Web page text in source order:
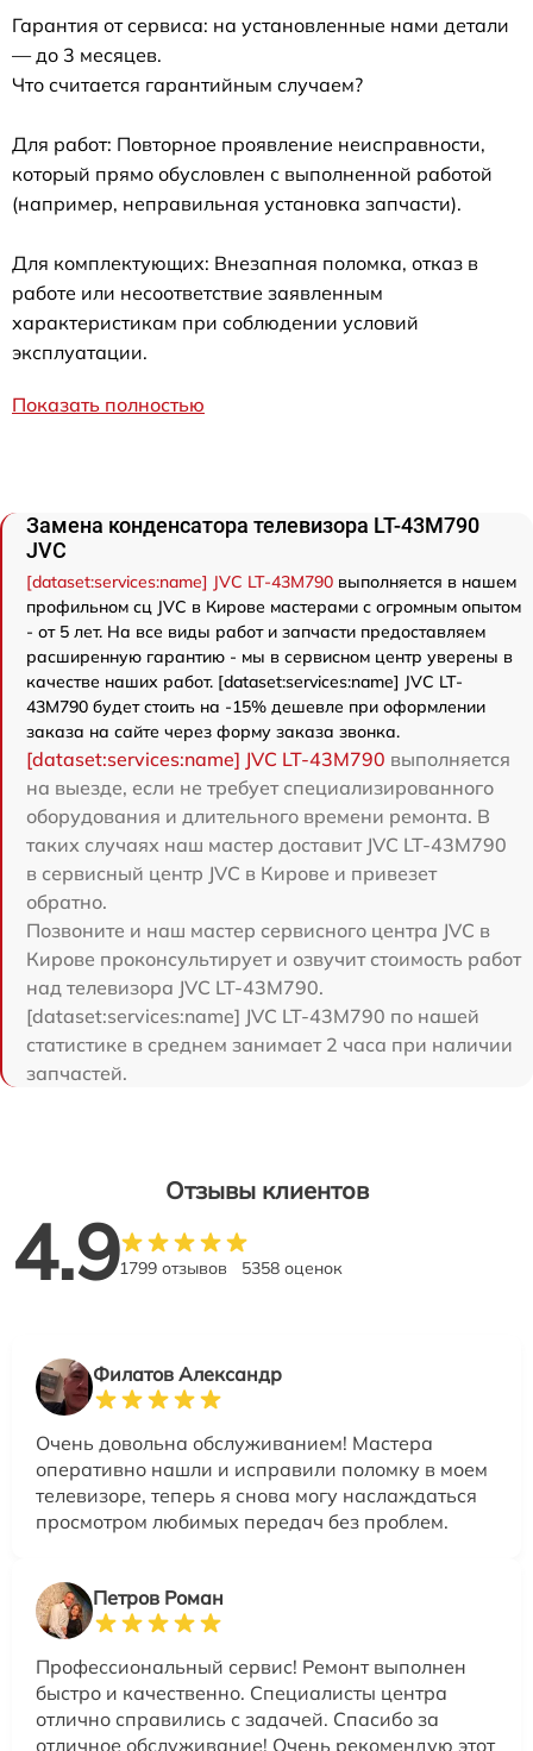
Гарантия от сервиса: на установленные нами детали
— до 3 месяцев.
Что считается гарантийным случаем?
Для работ: Повторное проявление неисправности,
который прямо обусловлен с выполненной работой
(например, неправильная установка запчасти).
Для комплектующих: Внезапная поломка, отказ в
работе или несоответствие заявленным
характеристикам при соблюдении условий
эксплуатации.
Показать полностью
Замена конденсатора телевизора LT-43M790
JVC
[dataset:services:name] JVC LT-43M790 выполняется в нашем
профильном сц JVC в Кирове мастерами с огромным опытом
- от 5 лет. На все виды работ и запчасти предоставляем
расширенную гарантию - мы в сервисном центр уверены в
качестве наших работ. [dataset:services:name] JVC LT-
43M790 будет стоить на -15% дешевле при оформлении
заказа на сайте через форму заказа звонка.
[dataset:services:name] JVC LT-43M790 выполняется
на выезде, если не требует специализированного
оборудования и длительного времени ремонта. В
таких случаях наш мастер доставит JVC LT-43M790
в сервисный центр JVC в Кирове и привезет
обратно.
Позвоните и наш мастер сервисного центра JVC в
Кирове проконсультирует и озвучит стоимость работ
над телевизора JVC LT-43M790.
[dataset:services:name] JVC LT-43M790 по нашей
статистике в среднем занимает 2 часа при наличии
запчастей.
Отзывы клиентов
4.91799 отзывов 5358 оценок
Филатов Александр
Очень довольна обслуживанием! Мастера
оперативно нашли и исправили поломку в моем
телевизоре, теперь я снова могу наслаждаться
просмотром любимых передач без проблем.
Петров Роман
Профессиональный сервис! Ремонт выполнен
быстро и качественно. Специалисты центра
отлично справились с задачей. Спасибо за
отличное обслуживание! Очень рекомендую этот